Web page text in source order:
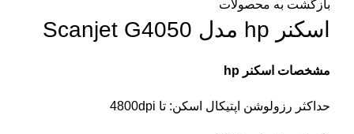
بازگشت به محصولات
اسکنر hp مدل Scanjet G4050
مشخصات اسکنر hp
حداکثر رزولوشن اپتیکال اسکن: تا 4800dpi